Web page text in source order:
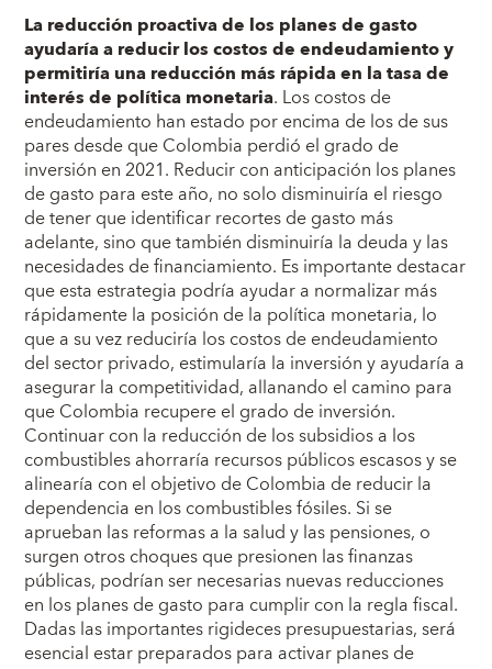
La reducción proactiva de los planes de gasto
ayudaría a reducir los costos de endeudamiento y
permitiría una reducción más rápida en la tasa de
interés de política monetaria. Los costos de
endeudamiento han estado por encima de los de sus
pares desde que Colombia perdió el grado de
inversión en 2021. Reducir con anticipación los planes
de gasto para este año, no solo disminuiría el riesgo
de tener que identificar recortes de gasto más
adelante, sino que también disminuiría la deuda y las
necesidades de financiamiento. Es importante destacar
que esta estrategia podría ayudar a normalizar más
rápidamente la posición de la política monetaria, lo
que a su vez reduciría los costos de endeudamiento
del sector privado, estimularía la inversión y ayudaría a
asegurar la competitividad, allanando el camino para
que Colombia recupere el grado de inversión.
Continuar con la reducción de los subsidios a los
combustibles ahorraría recursos públicos escasos y se
alinearía con el objetivo de Colombia de reducir la
dependencia en los combustibles fósiles. Si se
aprueban las reformas a la salud y las pensiones, o
surgen otros choques que presionen las finanzas
públicas, podrían ser necesarias nuevas reducciones
en los planes de gasto para cumplir con la regla fiscal.
Dadas las importantes rigideces presupuestarias, será
esencial estar preparados para activar planes de